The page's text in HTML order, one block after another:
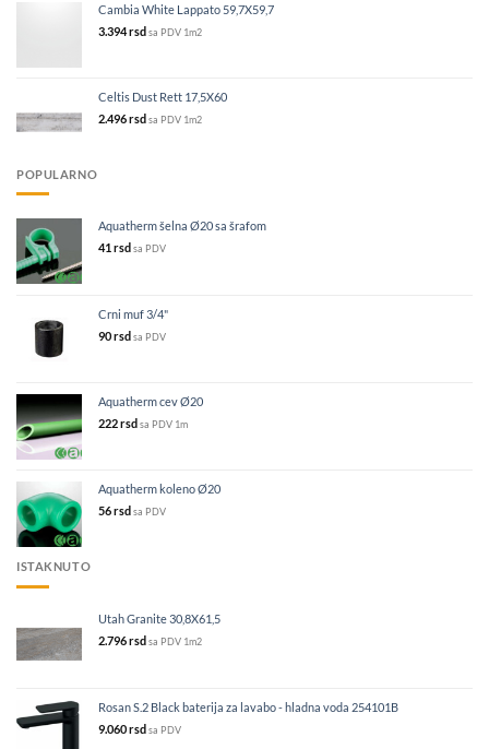
Cambia White Lappato 59,7X59,7
3.394rsdsa PDV 1m2
Celtis Dust Rett 17,5X60
2.496rsdsa PDV 1m2
POPULARNO
Aquatherm šelna Ø20 sa šrafom
41 rsd sa PDV
Crni muf 3/4"
90rsd sa PDV
Aquatherm cev Ø20
222rsd sa PDV 1m
Aquatherm koleno Ø20
56rsd sa PDV
ISTAKNUTO
Utah Granite 30,8X61,5
2.796rsd sa PDV 1m2
Rosan S.2 Black baterija za lavabo - hladna voda 254101B
9.060rsd sa PDV